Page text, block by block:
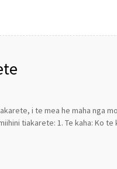
i te mea he maha nga
tiakarete: 1. Te kaha: Ko te